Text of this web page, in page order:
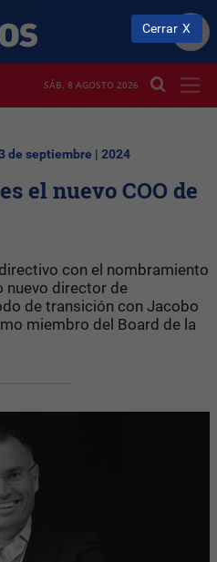
SÁB. 8 AGOSTO 2026
de septiembre | 2024
el nuevo COO de
con el nombramiento
nuevo director de
de transición con Jacobo
miembro del Board de la
Cerrar